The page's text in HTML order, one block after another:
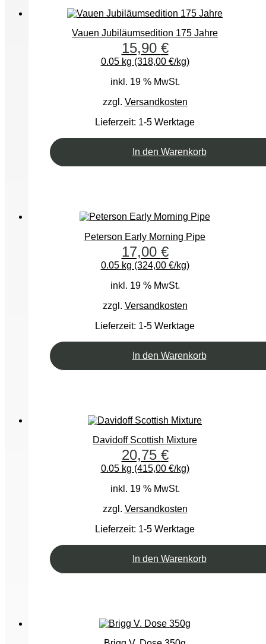
Vauen Jubiläumsedition 175 Jahre
15,90 €
0.05 kg (318,00 €/kg)
inkl. 19 % MwSt.
zzgl. Versandkosten
Lieferzeit: 1-5 Werktage
In den Warenkorb
Peterson Early Morning Pipe
17,00 €
0.05 kg (324,00 €/kg)
inkl. 19 % MwSt.
zzgl. Versandkosten
Lieferzeit: 1-5 Werktage
In den Warenkorb
Davidoff Scottish Mixture
20,75 €
0.05 kg (415,00 €/kg)
inkl. 19 % MwSt.
zzgl. Versandkosten
Lieferzeit: 1-5 Werktage
In den Warenkorb